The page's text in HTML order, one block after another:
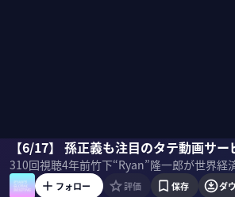
【6/17】 孫正義も注目のタテ動画サー
310回視聴4年前
竹下隆一郎
フォロー 評価 保存 ダ